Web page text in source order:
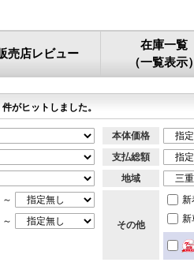
売店レビュー
在庫一覧
（一覧表示
件がヒットしました。
～
～
本体価格
支払総額
地域
その他
新
新